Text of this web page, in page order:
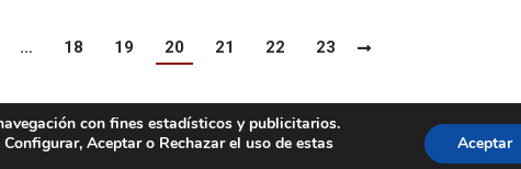
… 18 19 20 21 22 23
Condiciones de Garantía Política de
con fines estadísticos y publicitarios.
Configurar, Aceptar o Rechazar el uso de estas
Aceptar